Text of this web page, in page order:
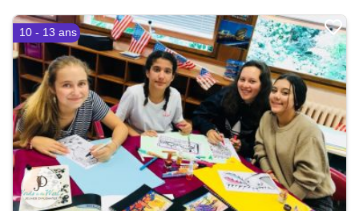
10 - 13 ans